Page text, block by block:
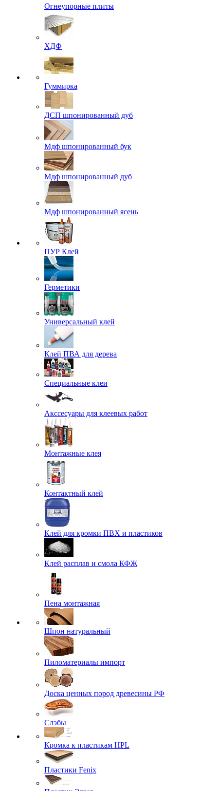
Огнеупорные плиты
ХДФ
Гуммирка
ДСП шпонированный дуб
Мдф шпонированный бук
Мдф шпонированный дуб
Мдф шпонированный ясень
ПУР Клей
Герметики
Универсальный клей
Клей ПВА для дерева
Специальные клеи
Акссесуары для клеевых работ
Монтажные клея
Контактный клей
Клей для кромки ПВХ и пластиков
Клей расплав и смола КФЖ
Пена монтажная
Шпон натуральный
Пиломатериалы импорт
Доска ценных пород древесины РФ
Слэбы
Кромка к пластикам HPL
Пластики Fenix